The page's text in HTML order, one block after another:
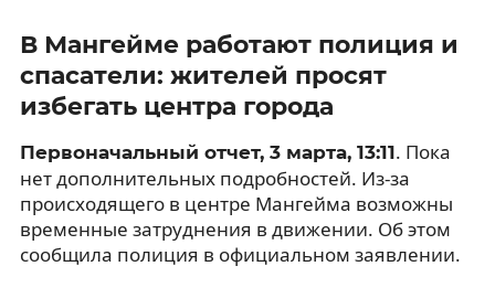
В Мангейме работают полиция и
спасатели: жителей просят
избегать центра города
Первоначальный отчет, 3 марта, 13:11. Пока
нет дополнительных подробностей. Из-за
происходящего в центре Мангейма возможны
временные затруднения в движении. Об этом
сообщила полиция в официальном заявлении.